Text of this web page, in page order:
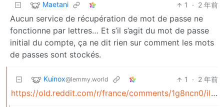
Maetani 1 · 2 年前
Aucun service de récupération de mot de passe ne
fonctionne par lettres… Et s’il s’agit du mot de passe
initial du compte, ça ne dit rien sur comment les mots
de passes sont stockés.
Kuinox@lemmy.world 1 · 2 年前
https://old.reddit.com/r/france/comments/1g8ncn0/il_a_free_il_a_pas_tout_compris/